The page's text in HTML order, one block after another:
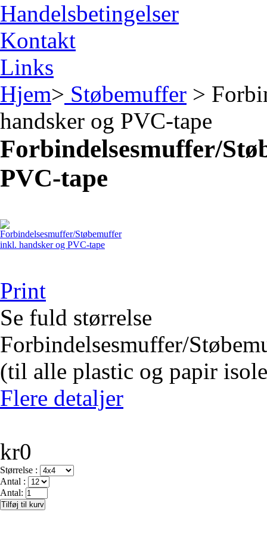
Handelsbetingelser
Kontakt
Links
Hjem> Støbemuffer >
handsker og PVC-tape
Forbindelsesmuffer/
PVC-tape
Print
Se fuld størrelse
Forbindelsesmuffer/
(til alle plastic og papir
Flere detaljer
kr0
Størrelse :
Antal :
Antal: